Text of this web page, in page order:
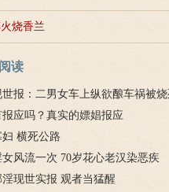
烧香兰
读
报：二男女车上纵欲酿车祸被
应吗？真实的嫖娼报应
横死公路
风流一次 70岁花心老汉染恶疾
淫现世实报 观者当猛醒